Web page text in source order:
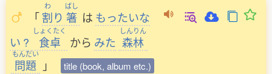
「
わ
割り
ばし
箸 は もったいな
い ?
しょくたく
食卓 から みた
しんりん
森林
もんだい
問題 」 title (book, album etc.)